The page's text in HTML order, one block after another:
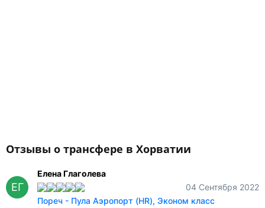
Отзывы о трансфере в Хорватии
ЕГ
Елена Глаголева
04 Сентября 2022
Пореч - Пула Аэропорт (HR), Эконом класс